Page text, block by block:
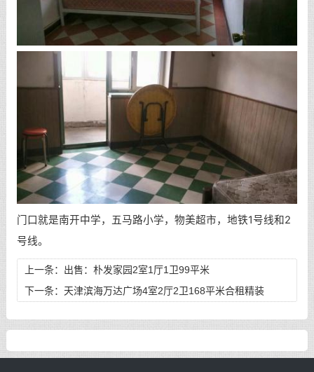
门口就是南开中学，五马路小学，物美超市，地铁1号线和2
号线。
上一条： 出售：朴发家园2室1厅1卫99平米
下一条： 天津滨海万达广场4室2厅2卫168平米合租精装